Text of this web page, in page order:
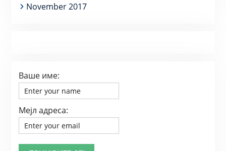
November 2017
Ваше име:
Мејл адреса: